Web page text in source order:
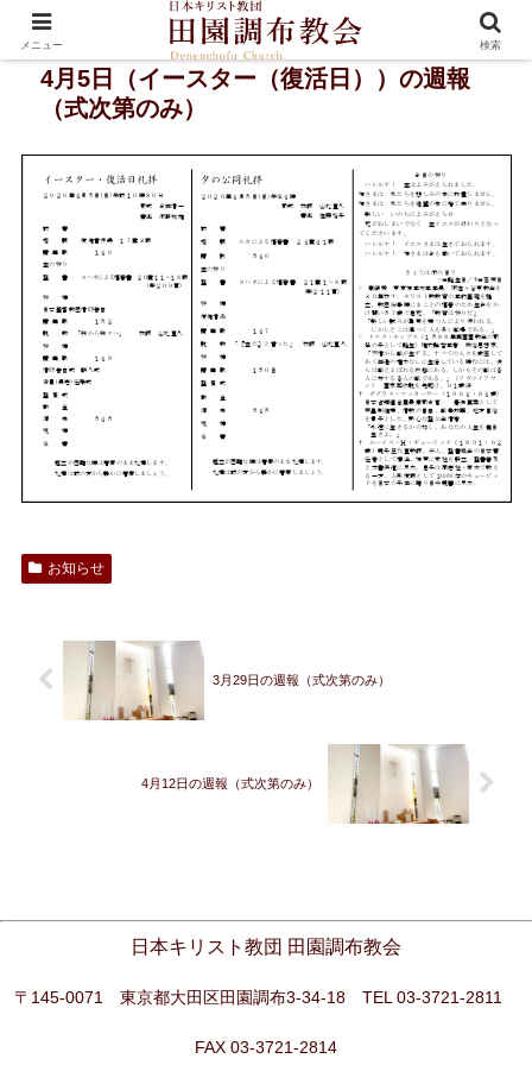
4月5日（イースター（復活日））の週報
（式次第のみ）
お知らせ
3月29日の週報（式次第のみ）
4月12日の週報（式次第のみ）
日本キリスト教団 田園調布教会
〒145-0071 東京都大田区田園調布3-34-18 TEL 03-3721-2811
FAX 03-3721-2814
メニュー 検索